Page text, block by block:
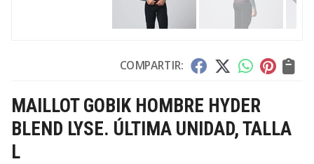
COMPARTIR:
MAILLOT GOBIK HOMBRE HYDER
BLEND LYSE. ÚLTIMA UNIDAD, TALLA
L